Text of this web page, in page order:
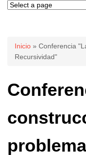
Se
Inicio » Conferencia
Recursividad"